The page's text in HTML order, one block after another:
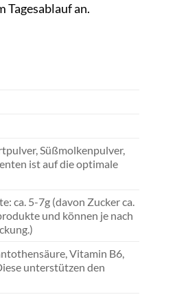
Tagesablauf an.
Süßmolkenpulver,
ist auf die optimale
ca. 5-7g (davon Zucker ca.
und können je nach
Vitamin B6,
unterstützen den